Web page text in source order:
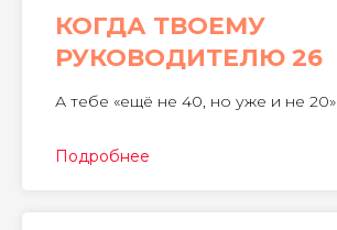
КОГДА ТВОЕМУ
РУКОВОДИТЕЛЮ 26
А тебе «ещё не 40, но уже и не 20»
Подробнее